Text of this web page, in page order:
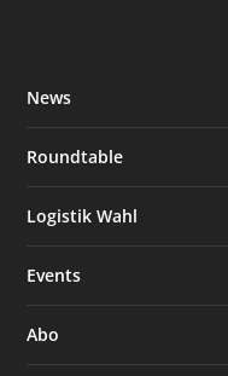
News
Roundtable
Logistik Wahl
Events
Abo